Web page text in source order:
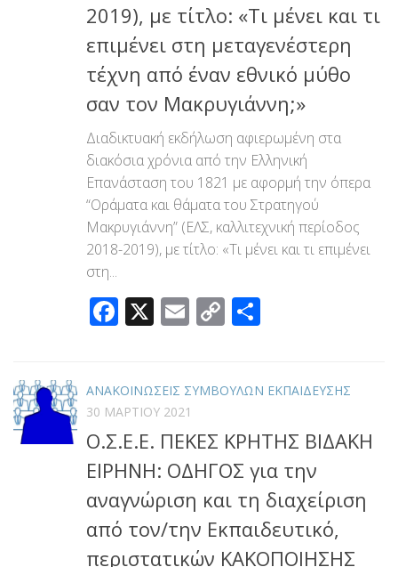
2019), με τίτλο: «Τι μένει και τι
επιμένει στη μεταγενέστερη
τέχνη από έναν εθνικό μύθο
σαν τον Μακρυγιάννη;»
Διαδικτυακή εκδήλωση αφιερωμένη στα
διακόσια χρόνια από την Ελληνική
Επανάσταση του 1821 με αφορμή την όπερα
“Οράματα και θάματα του Στρατηγού
Μακρυγιάννη” (ΕΛΣ, καλλιτεχνική περίοδος
2018-2019), με τίτλο: «Τι μένει και τι επιμένει
στη...
Facebook
X Email
Copy
Link
ΑΝΑΚΟΙΝΩΣΕΙΣ ΣΥΜΒΟΥΛΩΝ ΕΚΠΑΙΔΕΥΣΗΣ
30 ΜΑΡΤΊΟΥ 2021
Ο.Σ.Ε.Ε. ΠΕΚΕΣ ΚΡΗΤΗΣ ΒΙΔΑΚΗ
ΕΙΡΗΝΗ: ΟΔΗΓΟΣ για την
αναγνώριση και τη διαχείριση
από τον/την Εκπαιδευτικό,
περιστατικών ΚΑΚΟΠΟΙΗΣΗΣ